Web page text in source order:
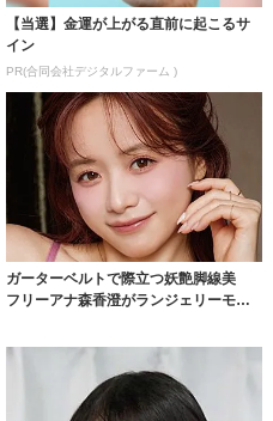
【当選】金運が上がる直前に起こるサ
イン
PR(合同会社デジタルファーム )
ガーターベルトで際立つ妖艶脚線美
フリーアナ森香澄がランジェリーモデ